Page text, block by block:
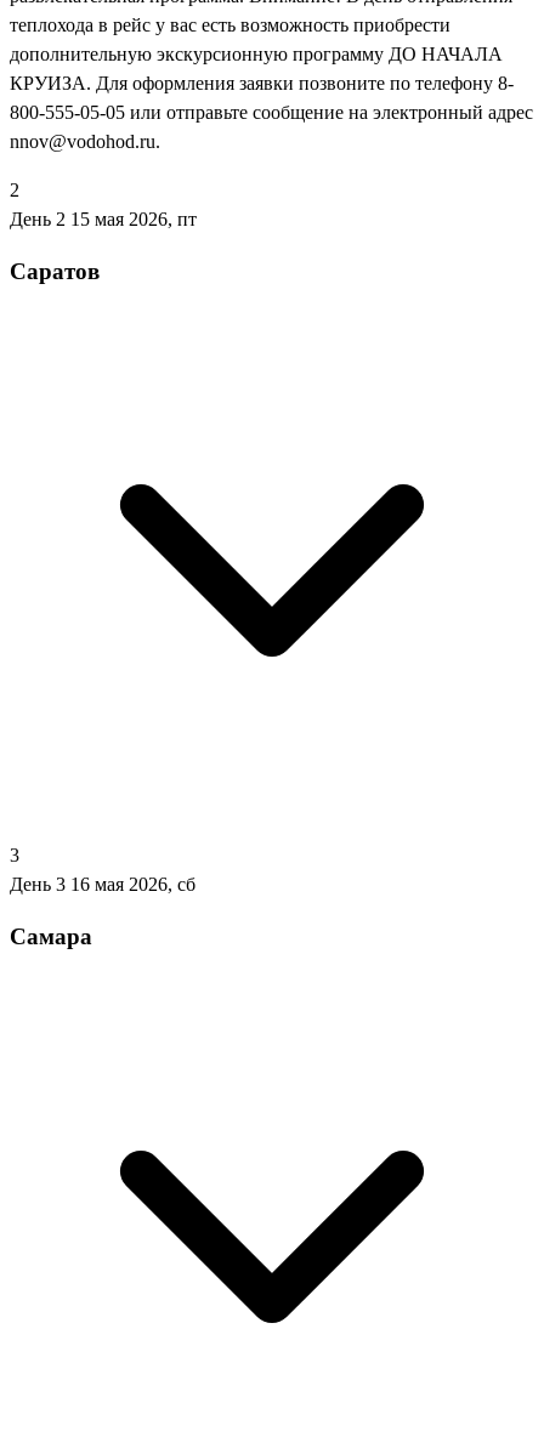
теплохода в рейс у вас есть возможность приобрести
дополнительную экскурсионную программу ДО НАЧАЛА
КРУИЗА. Для оформления заявки позвоните по телефону 8-
800-555-05-05 или отправьте сообщение на электронный адрес
nnov@vodohod.ru.
2
День 2 15 мая 2026, пт
Саратов
3
День 3 16 мая 2026, сб
Самара